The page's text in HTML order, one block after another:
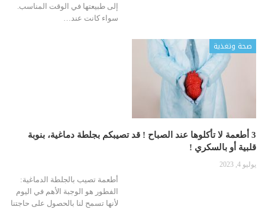
إلى طبيعتها في الوقت المناسب.
سواء كانت عند…
صحة وتغذية
3 أطعمة لا تأكلوها عند الصباح ! قد تصيبكم بجلطة دماغية، بنوبة
قلبية أو بالسكري !
يوليو 4, 2023
أطعمة تصيب بالجلطة الدماغية:
الفطور هو الوجبة الأهم في اليوم
لأنها تسمح لنا بالحصول على حاجتنا